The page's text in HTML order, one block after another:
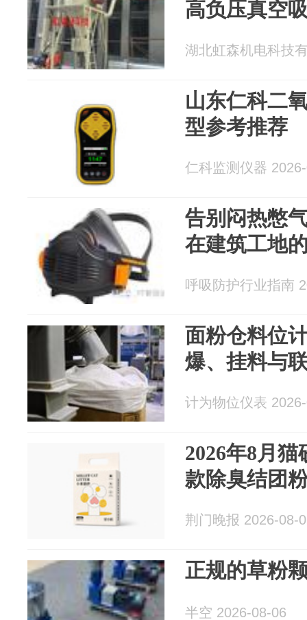
高负压真空
湖北虹森机电科技
山东仁科二
型参考推荐
仁科监测仪器
告别闷热憋
在建筑工地
呼吸防护行业指南
面粉仓料位
爆、挂料与
计为物位仪表
2026年8月
款除臭结团
荆门晚报 2026-08-
正规的草粉
半空 2026-08-06